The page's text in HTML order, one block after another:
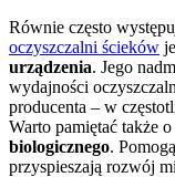
Równie często
oczyszczalni ścieków
urządzenia. Jego
wydajności
producenta – w
Warto pamiętać także o
biologicznego.
przyspieszają rozwój